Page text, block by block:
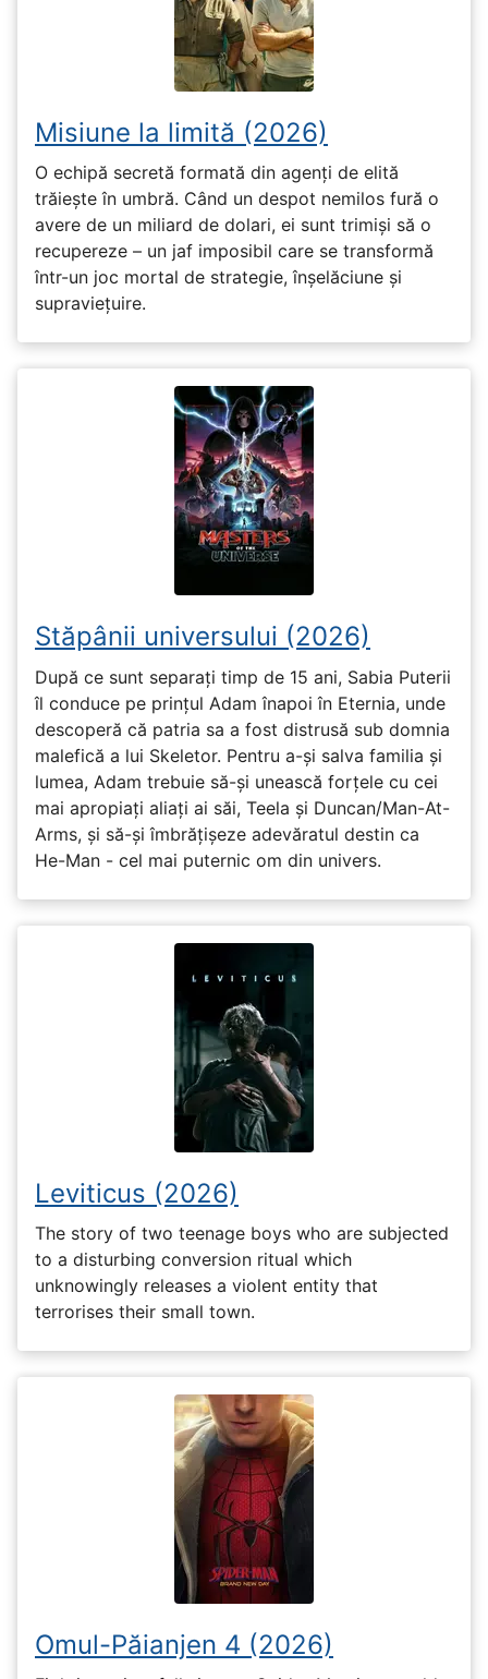
Misiune la limită (2026)
O echipă secretă formată din agenți de elită
trăiește în umbră. Când un despot nemilos fură o
avere de un miliard de dolari, ei sunt trimiși să o
recupereze – un jaf imposibil care se transformă
într-un joc mortal de strategie, înșelăciune și
supraviețuire.
Stăpânii universului (2026)
După ce sunt separați timp de 15 ani, Sabia Puterii
îl conduce pe prințul Adam înapoi în Eternia, unde
descoperă că patria sa a fost distrusă sub domnia
malefică a lui Skeletor. Pentru a-și salva familia și
lumea, Adam trebuie să-și unească forțele cu cei
mai apropiați aliați ai săi, Teela și Duncan/Man-At-
Arms, și să-și îmbrățișeze adevăratul destin ca
He-Man - cel mai puternic om din univers.
Leviticus (2026)
The story of two teenage boys who are subjected
to a disturbing conversion ritual which
unknowingly releases a violent entity that
terrorises their small town.
Omul-Păianjen 4 (2026)